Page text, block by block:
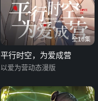
全16集
平行时空，为爱成营
以爱为营动态漫版